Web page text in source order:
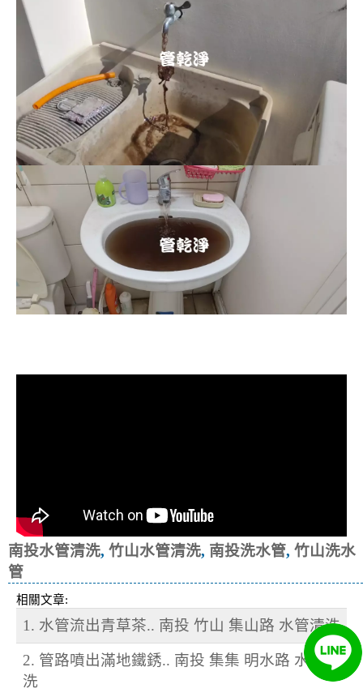
南投水管清洗, 竹山水管清洗, 南投洗水管, 竹山洗水
管
相關文章:
1. 水管流出青草茶.. 南投 竹山 集山路 水管清洗
2. 管路噴出滿地鐵銹.. 南投 集集 明水路 水管清
洗